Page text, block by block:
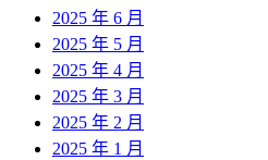
2025 年 6 月
2025 年 5 月
2025 年 4 月
2025 年 3 月
2025 年 2 月
2025 年 1 月